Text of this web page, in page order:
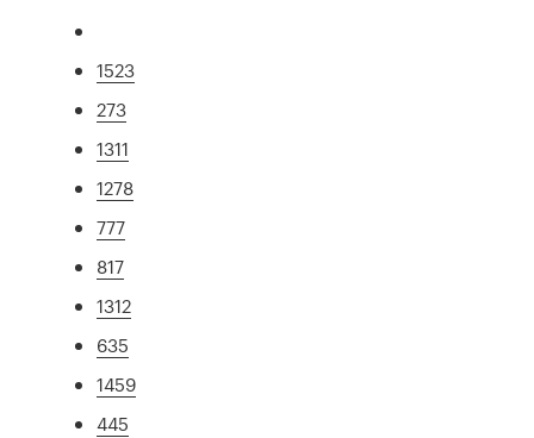
1523
273
1311
1278
777
817
1312
635
1459
445